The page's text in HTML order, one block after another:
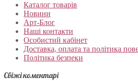
Каталог товарів
Новини
Арт-Блог
Наші контакти
Особистий кабінет
Доставка, оплата та політика
Політика безпеки
Свіжі коментарі